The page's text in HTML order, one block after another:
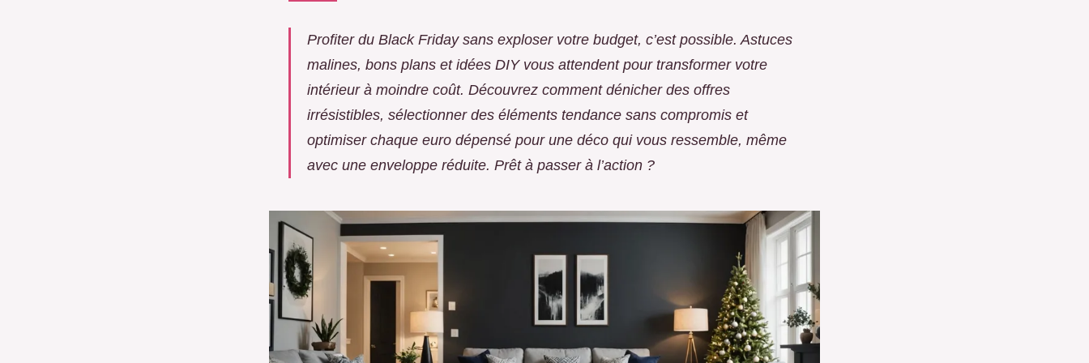
Profiter du Black Friday sans exploser votre budget, c’est possible. Astuces
malines, bons plans et idées DIY vous attendent pour transformer votre
intérieur à moindre coût. Découvrez comment dénicher des offres
irrésistibles, sélectionner des éléments tendance sans compromis et
optimiser chaque euro dépensé pour une déco qui vous ressemble, même
avec une enveloppe réduite. Prêt à passer à l’action ?